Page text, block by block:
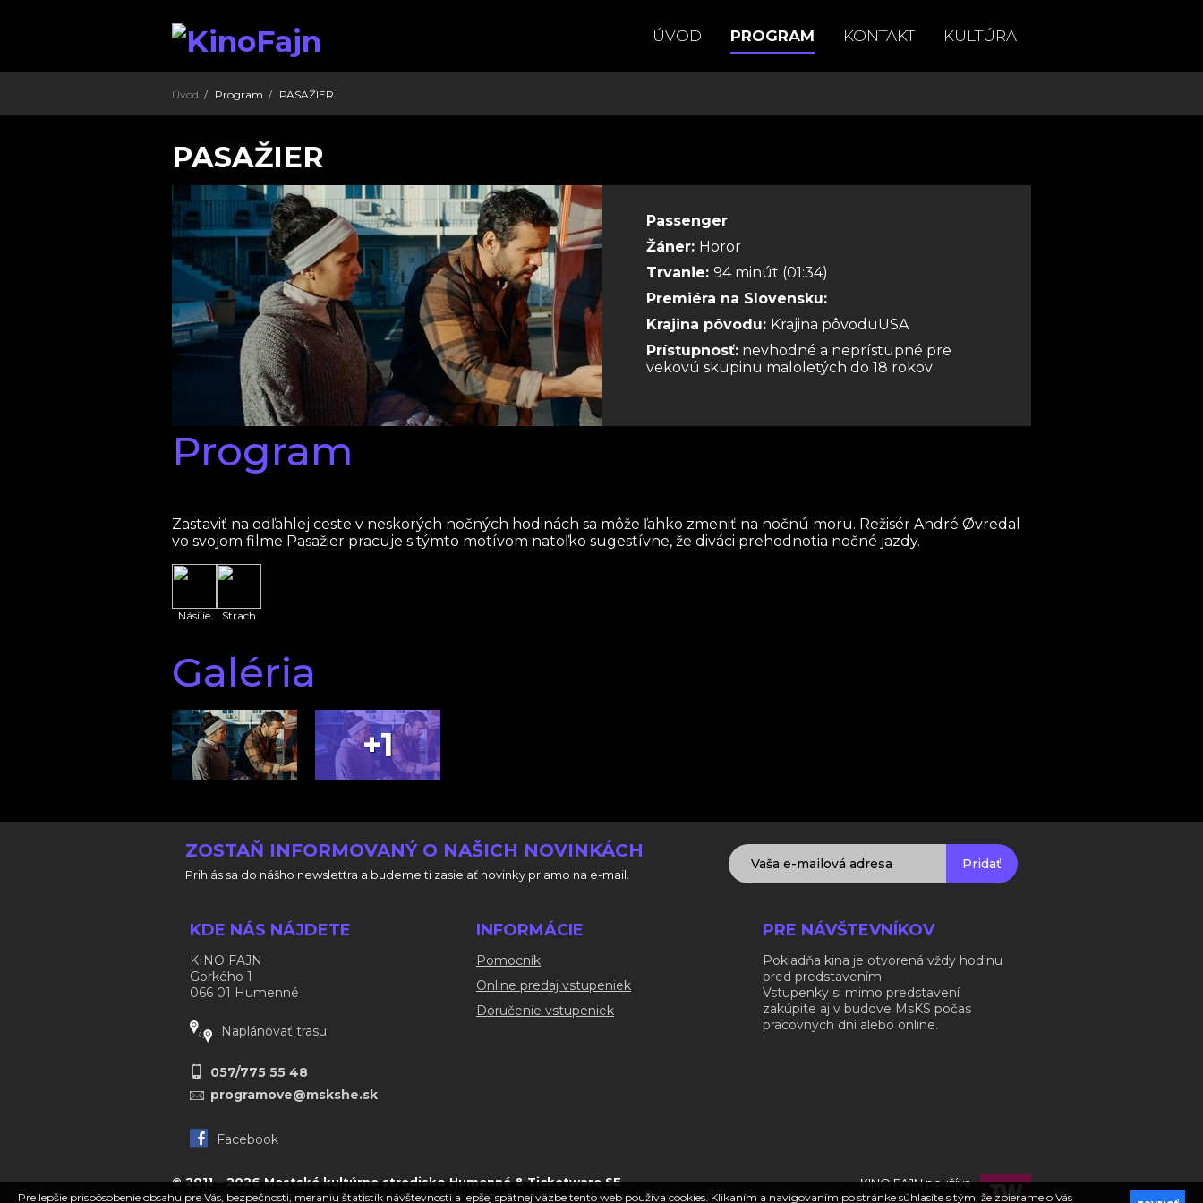
ÚVOD PROGRAM KONTAKT KULTÚRA
Úvod Program PASAŽIER
PASAŽIER
Passenger
Žáner: Horor
Trvanie: 94 minút (01:34)
Premiéra na Slovensku:
Krajina pôvodu: Krajina pôvoduUSA
Prístupnosť: nevhodné a neprístupné pre
vekovú skupinu maloletých do 18 rokov
Program
Zastaviť na odľahlej ceste v neskorých nočných hodinách sa môže ľahko zmeniť na nočnú moru. Režisér André Øvredal
vo svojom filme Pasažier pracuje s týmto motívom natoľko sugestívne, že diváci prehodnotia nočné jazdy.
Násilie Strach
Galéria
+1
ZOSTAŇ INFORMOVANÝ O NAŠICH NOVINKÁCH
Prihlás sa do nášho newslettra a budeme ti zasielať novinky priamo na e-mail.
Pridať
KDE NÁS NÁJDETE
KINO FAJN
Gorkého 1
066 01 Humenné
Naplánovať trasu
057/775 55 48
programove@mskshe.sk
Facebook
INFORMÁCIE
Pomocník
Online predaj vstupeniek
Doručenie vstupeniek
PRE NÁVŠTEVNÍKOV
Pokladňa kina je otvorená vždy hodinu
pred predstavením.
Vstupenky si mimo predstavení
zakúpite aj v budove MsKS počas
pracovných dní alebo online.
© 2011 – 2026 Mestské kultúrne stredisko Humenné & Ticketware SE
Všeobecné obchodné podmienky|Mapa stránok |Autorské práva a Vyhlásenie o prístupnosti
KINO FAJN používa
softvér na predaj vstupeniek Ticketware
Pre lepšie prispôsobenie obsahu pre Vás, bezpečnosti, meraniu štatistík návštevnosti a lepšej spätnej väzbe tento web používa cookies. Klikaním a navigovaním po stránke súhlasíte s tým, že zbierame o Vás